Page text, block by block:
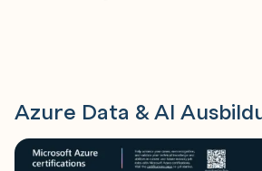
Azure Data & AI